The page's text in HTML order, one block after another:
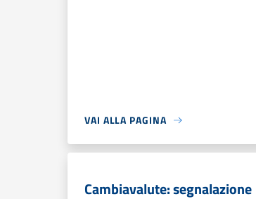
VAI ALLA PAGINA
Cambiavalute: segnalazione